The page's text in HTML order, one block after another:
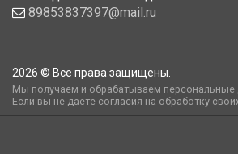
89853837397@mail.ru
2026 © Все права защищены.
Мы получаем и обрабатываем персональные
Если вы не даете согласия на обработку